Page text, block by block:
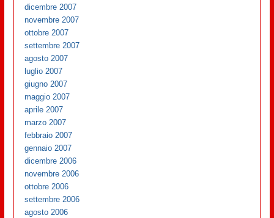
dicembre 2007
novembre 2007
ottobre 2007
settembre 2007
agosto 2007
luglio 2007
giugno 2007
maggio 2007
aprile 2007
marzo 2007
febbraio 2007
gennaio 2007
dicembre 2006
novembre 2006
ottobre 2006
settembre 2006
agosto 2006